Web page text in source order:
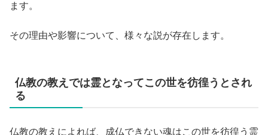
ます。
その理由や影響について、様々な説が存在します。
仏教の教えでは霊となってこの世を彷徨うとされ
る
仏教の教えによれば、成仏できない魂はこの世を彷徨う霊